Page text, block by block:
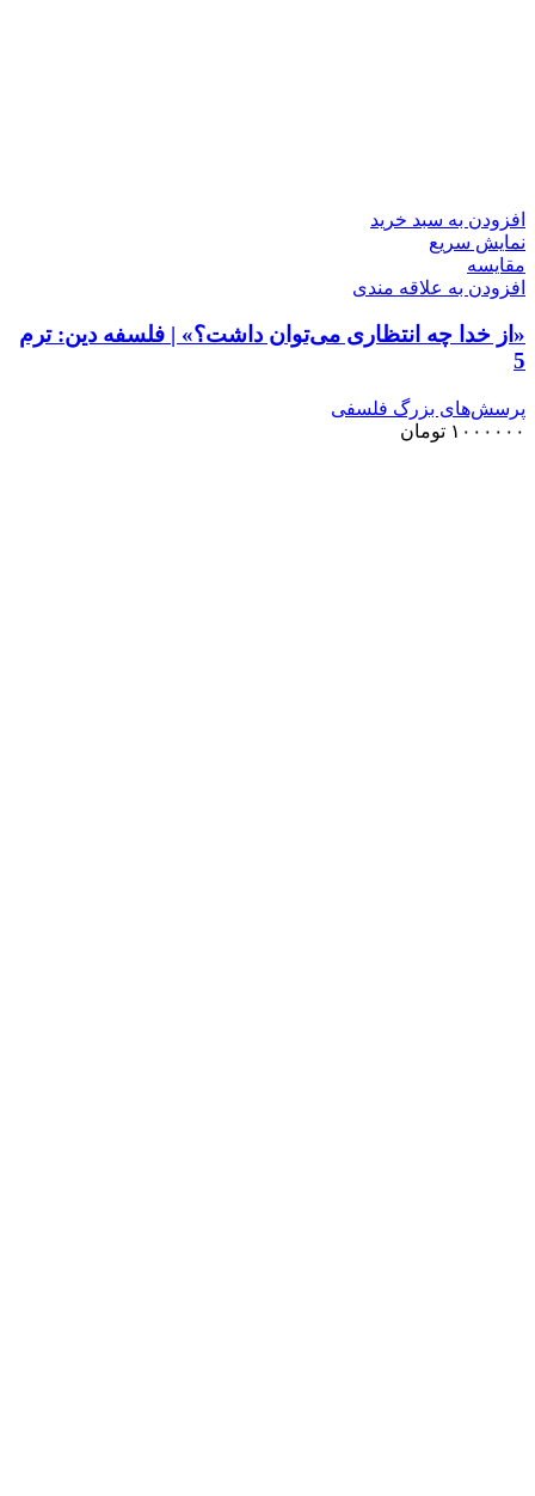
افزودن به سبد خرید
نمایش سریع
مقايسه
افزودن به علاقه مندی
«از خدا چه انتظاری می‌توان داشت؟» | فلسفه دین: ترم
5
پرسش‌های بزرگ فلسفی
۱۰۰۰۰۰۰ تومان